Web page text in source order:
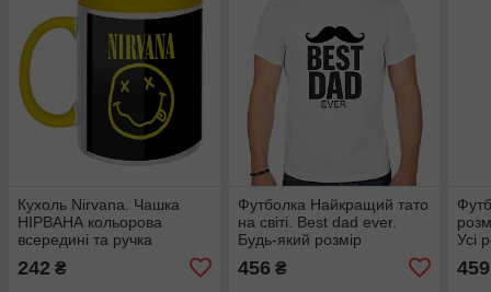
Кухоль Nirvana. Чашка
НІРВАНА кольорова
всередині та ручка
242 ₴
Футболка Найкращий тато
на світі. Best dad ever.
Будь-який розмір
456 ₴
Усі
459